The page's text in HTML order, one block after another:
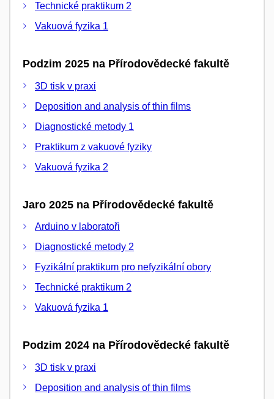
Technické praktikum 2
Vakuová fyzika 1
Podzim 2025 na Přírodovědecké fakultě
3D tisk v praxi
Deposition and analysis of thin films
Diagnostické metody 1
Praktikum z vakuové fyziky
Vakuová fyzika 2
Jaro 2025 na Přírodovědecké fakultě
Arduino v laboratoři
Diagnostické metody 2
Fyzikální praktikum pro nefyzikální obory
Technické praktikum 2
Vakuová fyzika 1
Podzim 2024 na Přírodovědecké fakultě
3D tisk v praxi
Deposition and analysis of thin films